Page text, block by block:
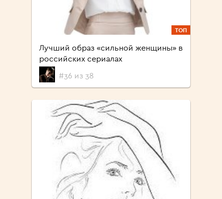
ТОП
Лучший образ «сильной женщины» в
российских сериалах
#36 из 38